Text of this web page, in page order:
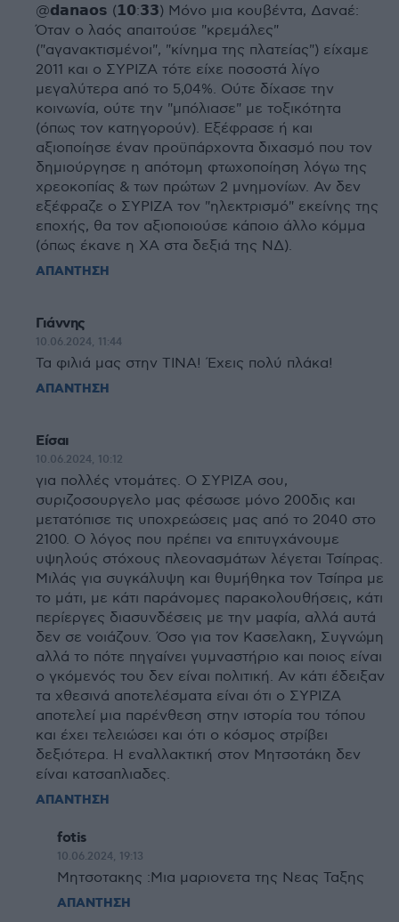
@𝗱𝗮𝗻𝗮𝗼𝘀 (𝟭𝟬:𝟯𝟯) Μόνο μια κουβέντα, Δαναέ:
Όταν ο λαός απαιτούσε "κρεμάλες"
("αγανακτισμένοι", "κίνημα της πλατείας") είχαμε
2011 και ο ΣΥΡΙΖΑ τότε είχε ποσοστά λίγο
μεγαλύτερα από το 5,04%. Ούτε δίχασε την
κοινωνία, ούτε την "μπόλιασε" με τοξικότητα
(όπως τον κατηγορούν). Εξέφρασε ή και
αξιοποίησε έναν προϋπάρχοντα διχασμό που τον
δημιούργησε η απότομη φτωχοποίηση λόγω της
χρεοκοπίας & των πρώτων 2 μνημονίων. Αν δεν
εξέφραζε ο ΣΥΡΙΖΑ τον "ηλεκτρισμό" εκείνης της
εποχής, θα τον αξιοποιούσε κάποιο άλλο κόμμα
(όπως έκανε η ΧΑ στα δεξιά της ΝΔ).
ΑΠΑΝΤΗΣΗ
Γιάννης
10.06.2024, 11:44
Τα φιλιά μας στην ΤΙΝΑ! Έχεις πολύ πλάκα!
ΑΠΑΝΤΗΣΗ
Είσαι
10.06.2024, 10:12
για πολλές ντομάτες. Ο ΣΥΡΙΖΑ σου,
συριζοσουργελο μας φέσωσε μόνο 200δις και
μετατόπισε τις υποχρεώσεις μας από το 2040 στο
2100. Ο λόγος που πρέπει να επιτυγχάνουμε
υψηλούς στόχους πλεονασμάτων λέγεται Τσίπρας.
Μιλάς για συγκάλυψη και θυμήθηκα τον Τσίπρα με
το μάτι, με κάτι παράνομες παρακολουθήσεις, κάτι
περίεργες διασυνδέσεις με την μαφία, αλλά αυτά
δεν σε νοιάζουν. Όσο για τον Κασελακη, Συγνώμη
αλλά το πότε πηγαίνει γυμναστήριο και ποιος είναι
ο γκόμενός του δεν είναι πολιτική. Αν κάτι έδειξαν
τα χθεσινά αποτελέσματα είναι ότι ο ΣΥΡΙΖΑ
αποτελεί μια παρένθεση στην ιστορία του τόπου
και έχει τελειώσει και ότι ο κόσμος στρίβει
δεξιότερα. Η εναλλακτική στον Μητσοτάκη δεν
είναι κατσαπλιαδες.
ΑΠΑΝΤΗΣΗ
fotis
10.06.2024, 19:13
Μητσοτακης :Μια μαριονετα της Νεας Ταξης
ΑΠΑΝΤΗΣΗ